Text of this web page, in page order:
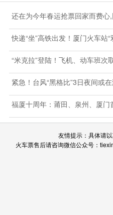
还在为今年春运抢票回家而费
快递“坐”高铁出发！厦门火车站
“米克拉”登陆！飞机、动车班次
紧急！台风“黑格比”3日夜间或
运……
福厦十周年：莆田、泉州、厦门
友情提示：具体请以
火车票售后请咨询微信公众号：